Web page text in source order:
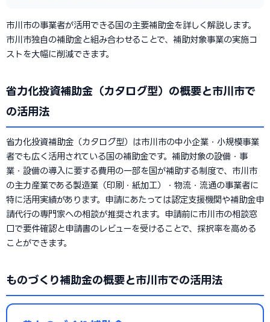
市川市の事業者が活用できる国の主要補助金を詳しく解説します。
市川市独自の補助金と組み合わせることで、補助対象事業の実施コ
ストを大幅に削減できます。
省力化投資補助金（カタログ型）の概要と市川市で
の活用法
省力化投資補助金（カタログ型）は市川市の中小企業・小規模事業
者でも広く活用されている国の補助金です。補助対象の設備・事
業・設備の導入に要する費用の一部を国が補助する制度で、市川市
の主力産業である製造業（印刷・紙加工）・物流・流通の事業者に
特に活用実績があります。申請にあたっては認定支援機関や補助金申
請代行の専門家への相談が推奨されます。申請前に市川市の相談窓
口で要件確認と申請書のレビューを受けることで、採択率を高める
ことができます。
ものづくり補助金の概要と市川市での活用法